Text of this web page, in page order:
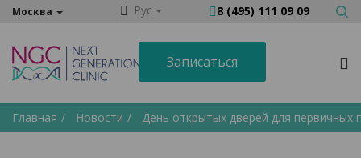
Москва Рус 8 (495) 111 09 09
Записаться
Главная Новости День открытых дверей для первичных